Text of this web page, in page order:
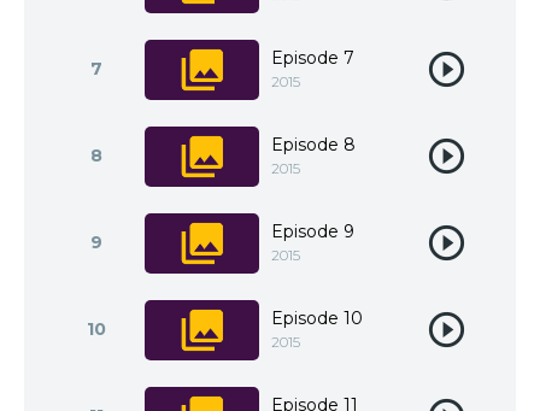
7 Episode 7
2015
8 Episode 8
2015
9 Episode 9
2015
10 Episode 10
2015
Episode 11